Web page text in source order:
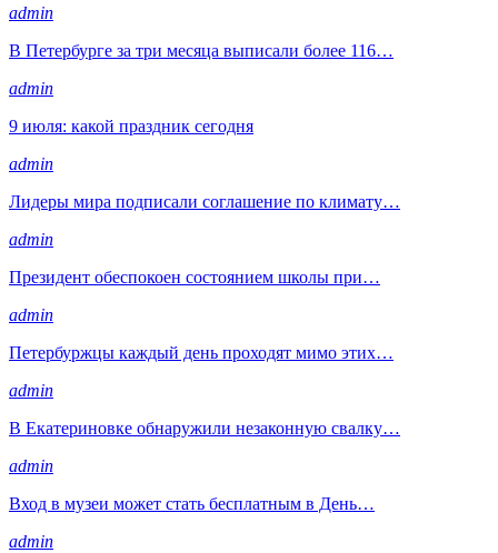
admin
В Петербурге за три месяца выписали более 116…
admin
9 июля: какой праздник сегодня
admin
Лидеры мира подписали соглашение по климату…
admin
Президент обеспокоен состоянием школы при…
admin
Петербуржцы каждый день проходят мимо этих…
admin
В Екатериновке обнаружили незаконную свалку…
admin
Вход в музеи может стать бесплатным в День…
admin